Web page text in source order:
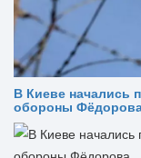
В Киеве начались
обороны